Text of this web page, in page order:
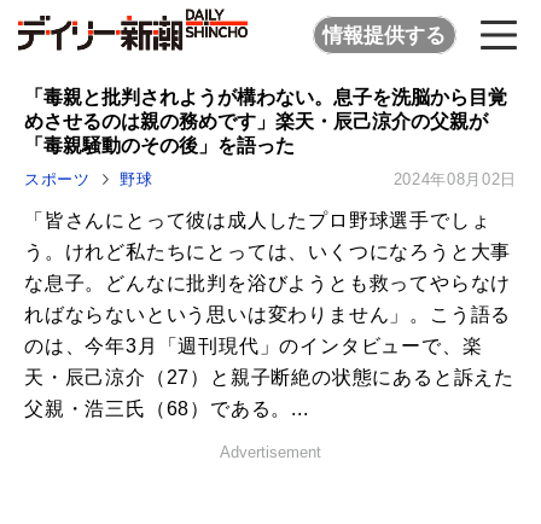
情報提供する
「毒親と批判されようが構わない。息子を洗脳から目覚
めさせるのは親の務めです」楽天・辰己涼介の父親が
「毒親騒動のその後」を語った
スポーツ 野球 2024年08月02日
「皆さんにとって彼は成人したプロ野球選手でしょ
う。けれど私たちにとっては、いくつになろうと大事
な息子。どんなに批判を浴びようとも救ってやらなけ
ればならないという思いは変わりません」。こう語る
のは、今年3月「週刊現代」のインタビューで、楽
天・辰己涼介（27）と親子断絶の状態にあると訴えた
父親・浩三氏（68）である。...
Advertisement